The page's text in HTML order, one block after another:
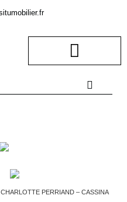
PERRIAND – CASSINA